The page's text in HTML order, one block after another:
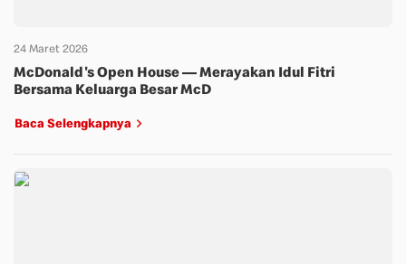
24 Maret 2026
McDonald's Open House — Merayakan Idul Fitri
Bersama Keluarga Besar McD
Baca Selengkapnya